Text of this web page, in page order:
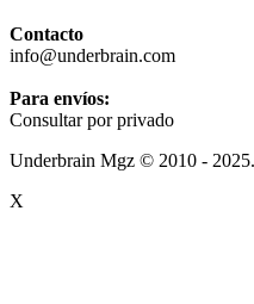
Contacto
info@underbrain.com
Para envíos:
Consultar por privado
Underbrain Mgz © 2010 -
X